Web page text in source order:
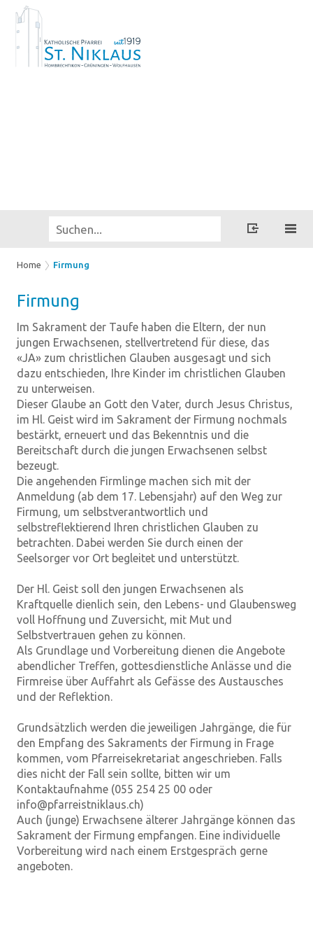
Home Firmung
Fir­mung
Im Sakrament der Taufe haben die Eltern, der nun
jungen Erwachsenen, stellvertretend für diese, das
«JA» zum christlichen Glauben ausgesagt und sich
dazu entschieden, Ihre Kinder im christlichen Glauben
zu unterweisen.
Dieser Glaube an Gott den Vater, durch Jesus Christus,
im Hl. Geist wird im Sakrament der Firmung nochmals
bestärkt, erneuert und das Bekenntnis und die
Bereitschaft durch die jungen Erwachsenen selbst
bezeugt.
Die angehenden Firmlinge machen sich mit der
Anmeldung (ab dem 17. Lebensjahr) auf den Weg zur
Firmung, um selbstverantwortlich und
selbstreflektierend Ihren christlichen Glauben zu
betrachten. Dabei werden Sie durch einen der
Seelsorger vor Ort begleitet und unterstützt.
Der Hl. Geist soll den jungen Erwachsenen als
Kraftquelle dienlich sein, den Lebens- und Glaubensweg
voll Hoffnung und Zuversicht, mit Mut und
Selbstvertrauen gehen zu können.
Als Grundlage und Vorbereitung dienen die Angebote
abendlicher Treffen, gottesdienstliche Anlässe und die
Firmreise über Auffahrt als Gefässe des Austausches
und der Reflektion.
Grundsätzlich werden die jeweiligen Jahrgänge, die für
den Empfang des Sakraments der Firmung in Frage
kommen, vom Pfarreisekretariat angeschrieben. Falls
dies nicht der Fall sein sollte, bitten wir um
Kontaktaufnahme (055 254 25 00 oder
info@pfarreistniklaus.ch)
Auch (junge) Erwachsene älterer Jahrgänge können das
Sakrament der Firmung empfangen. Eine individuelle
Vorbereitung wird nach einem Erstgespräch gerne
angeboten.